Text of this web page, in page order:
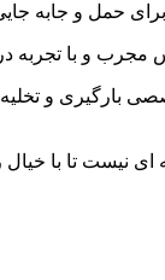
حمل و جابه جایی
مجرب و با
بارگیری و
نیست تا با خیال